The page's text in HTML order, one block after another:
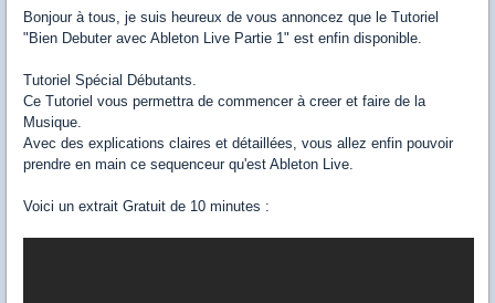
Bonjour à tous, je suis heureux de vous annoncez que le Tutoriel
"Bien Debuter avec Ableton Live Partie 1" est enfin disponible.
Tutoriel Spécial Débutants.
Ce Tutoriel vous permettra de commencer à creer et faire de la
Musique.
Avec des explications claires et détaillées, vous allez enfin pouvoir
prendre en main ce sequenceur qu'est Ableton Live.
Voici un extrait Gratuit de 10 minutes :